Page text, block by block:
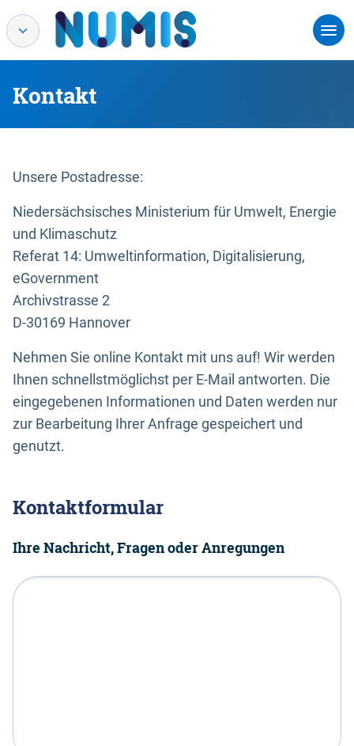
Kontakt
Unsere Postadresse:
Niedersächsisches Ministerium für Umwelt, Energie
und Klimaschutz
Referat 14: Umweltinformation, Digitalisierung,
eGovernment
Archivstrasse 2
D-30169 Hannover
Nehmen Sie online Kontakt mit uns auf! Wir werden
Ihnen schnellstmöglichst per E-Mail antworten. Die
eingegebenen Informationen und Daten werden nur
zur Bearbeitung Ihrer Anfrage gespeichert und
genutzt.
Kontaktformular
Ihre Nachricht, Fragen oder Anregungen